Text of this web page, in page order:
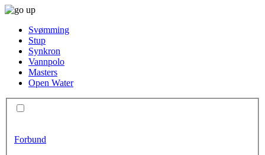
Svømming
Stup
Synkron
Vannpolo
Masters
Open Water
Forbund